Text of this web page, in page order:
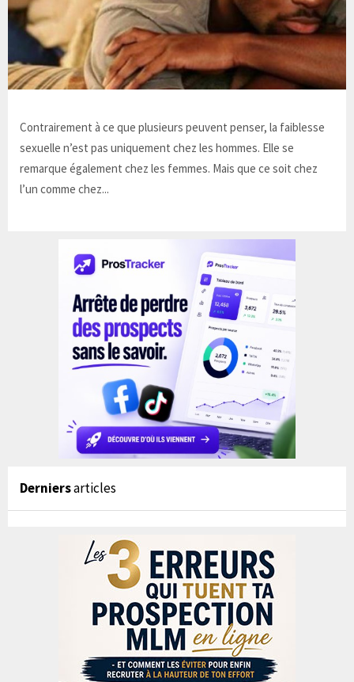
Contrairement à ce que plusieurs peuvent penser, la faiblesse
sexuelle n’est pas uniquement chez les hommes. Elle se
remarque également chez les femmes. Mais que ce soit chez
l’un comme chez...
Derniersarticles